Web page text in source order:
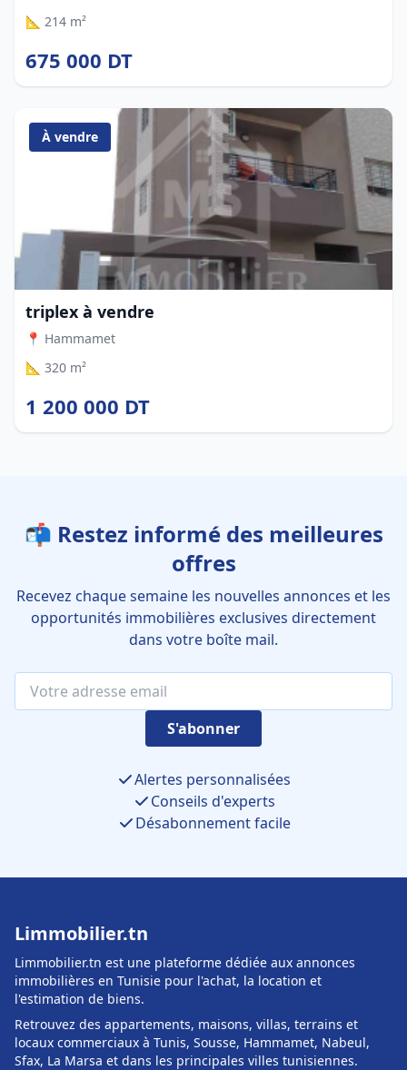
📐 214 m²
675 000 DT
À vendre
triplex à vendre
📍 Hammamet
📐 320 m²
1 200 000 DT
📬 Restez informé des meilleures
offres
Recevez chaque semaine les nouvelles annonces et les
opportunités immobilières exclusives directement
dans votre boîte mail.
S'abonner
Alertes personnalisées
Conseils d'experts
Désabonnement facile
Limmobilier.tn
Limmobilier.tn est une plateforme dédiée aux annonces
immobilières en Tunisie pour l'achat, la location et
l'estimation de biens.
Retrouvez des appartements, maisons, villas, terrains et
locaux commerciaux à Tunis, Sousse, Hammamet, Nabeul,
Sfax, La Marsa et dans les principales villes tunisiennes.